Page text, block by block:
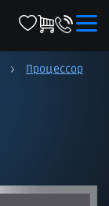
Процессор